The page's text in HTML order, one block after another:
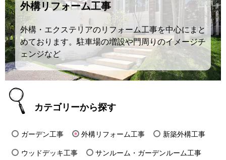
外構リフォーム工事
外構・エクステリアのリフォーム工事を中心にまと
めております。駐車場の増設や門周りのイメージチ
ェンジなど
カテゴリーから探す
ガーデン工事 外構リフォーム工事 新築外構工事
ウッドデッキ工事 サンルーム・ガーデンルーム工事